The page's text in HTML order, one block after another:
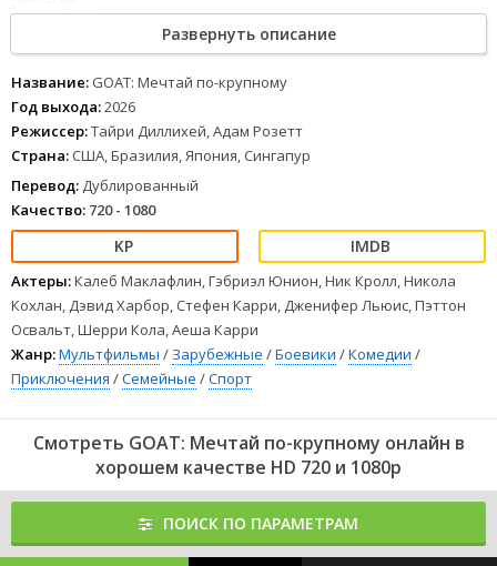
12345 678
Развернуть описание
Название: GOAT: Мечтай по-крупному
Год выхода:2026
Режиссер:Тайри Диллихей, Адам Розетт
Страна: США, Бразилия, Япония, Сингапур
Перевод: Дублированный
Качество: 720 - 1080
Актеры:Калеб Маклафлин, Гэбриэл Юнион, Ник Кролл, Никола
Кохлан, Дэвид Харбор, Стефен Карри, Дженифер Льюис, Пэттон
Освальт, Шерри Кола, Аеша Карри
Жанр:Мультфильмы / Зарубежные /Боевики /Комедии /
Приключения /Семейные /Спорт
Смотреть GOAT: Мечтай по-крупному онлайн в
хорошем качестве HD 720 и 1080p
ПОИСК ПО ПАРАМЕТРАМ